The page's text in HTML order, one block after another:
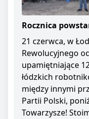
Rocznica
21 czerwca, w
Rewolucyjnego
upamiętniające
łódzkich
między innymi
Partii Polski,
Towarzysze!